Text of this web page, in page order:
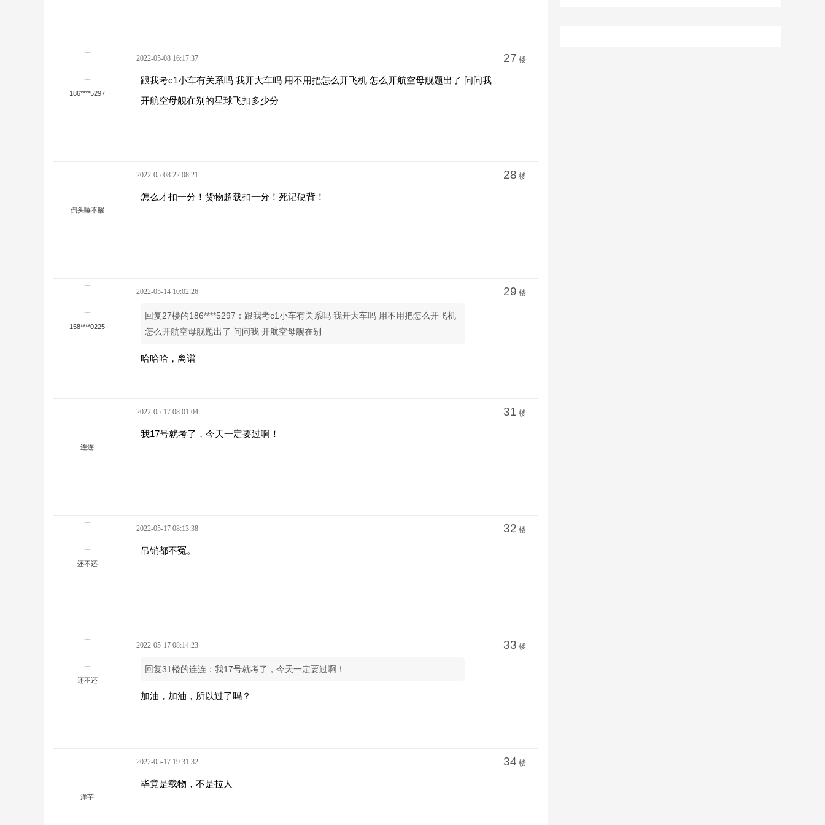
186****5297
2022-05-08 16:17:37 27 楼
跟我考c1小车有关系吗 我开大车吗 用不用把怎么开飞机 怎么开航空母舰题出了 问问我
开航空母舰在别的星球飞扣多少分
倒头睡不醒
2022-05-08 22:08:21 28 楼
怎么才扣一分！货物超载扣一分！死记硬背！
158****0225
2022-05-14 10:02:26 29 楼
回复27楼的186****5297：跟我考c1小车有关系吗 我开大车吗 用不用把怎么开飞机
怎么开航空母舰题出了 问问我 开航空母舰在别
哈哈哈，离谱
连连
2022-05-17 08:01:04 31 楼
我17号就考了，今天一定要过啊！
还不还
2022-05-17 08:13:38 32 楼
吊销都不冤。
还不还
2022-05-17 08:14:23 33 楼
回复31楼的连连：我17号就考了，今天一定要过啊！
加油，加油，所以过了吗？
洋芋
2022-05-17 19:31:32 34 楼
毕竟是载物，不是拉人